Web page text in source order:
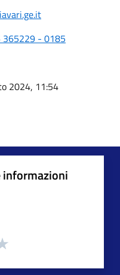
365229 - 0185
2024, 11:54
informazioni